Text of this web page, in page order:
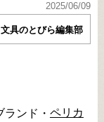
2025/06/09
文具のとびら編集部
ンド・ ペリカ